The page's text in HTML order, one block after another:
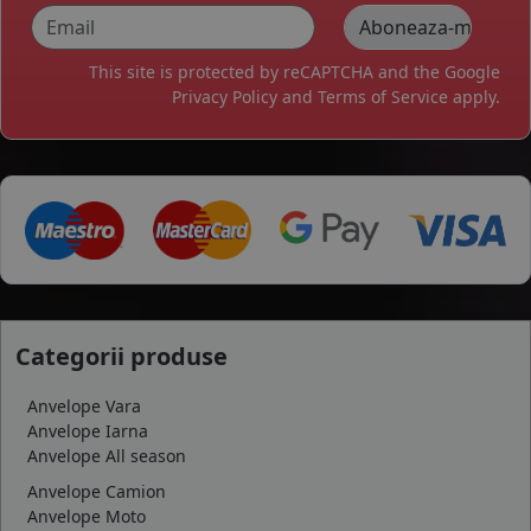
This site is protected by reCAPTCHA and the Google
Privacy Policy and Terms of Service apply.
Categorii produse
Anvelope Vara
Anvelope Iarna
Anvelope All season
Anvelope Camion
Anvelope Moto